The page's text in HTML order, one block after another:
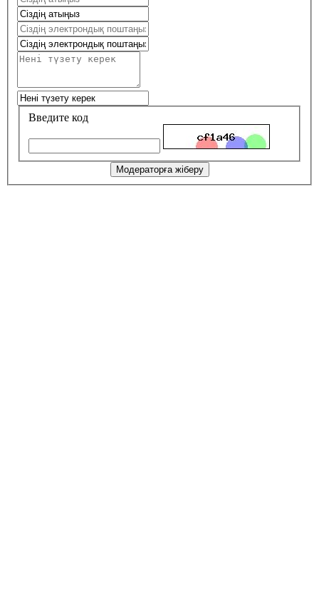
Введите код
Модераторға жіберу